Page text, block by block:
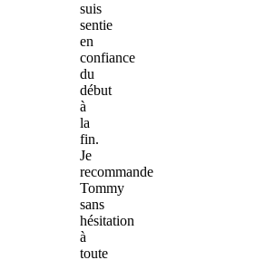
suis
sentie
en
confiance
du
début
à
la
fin.
Je
recommande
Tommy
sans
hésitation
à
toute